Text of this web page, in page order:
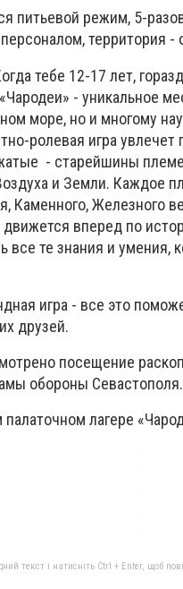
питьевой режим, 5-
территория -
тебе 12-17 лет,
- уникальное
море, но и многому
ролевая игра
- старейшины
и Земли. Каждое
Каменного, Железного
вперед по
все те знания и умения,
игра - все это
друзей.
посещение
обороны Севастополя.
лагере
текст і натисніть Ctrl + Enter, щоб